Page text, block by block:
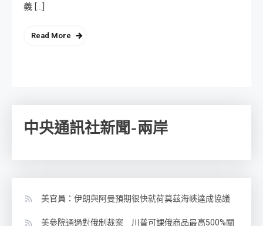
義 […]
Read More
中央通訊社新聞-兩岸
美官員：伊朗與阿曼預期很快就荷莫茲海峽達成協議
美參院通過對俄制裁案 川普可課俄商品最高500%關